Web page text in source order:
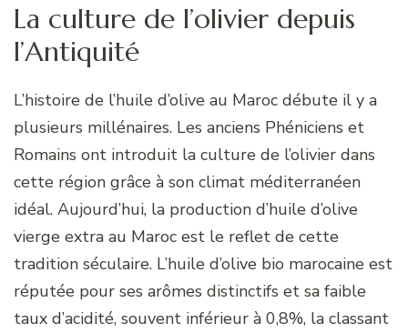
La culture de l’olivier depuis
l’Antiquité
L’histoire de l’huile d’olive au Maroc débute il y a
plusieurs millénaires. Les anciens Phéniciens et
Romains ont introduit la culture de l’olivier dans
cette région grâce à son climat méditerranéen
idéal. Aujourd’hui, la production d’huile d’olive
vierge extra au Maroc est le reflet de cette
tradition séculaire. L’huile d’olive bio marocaine est
réputée pour ses arômes distinctifs et sa faible
taux d’acidité, souvent inférieur à 0,8%, la classant